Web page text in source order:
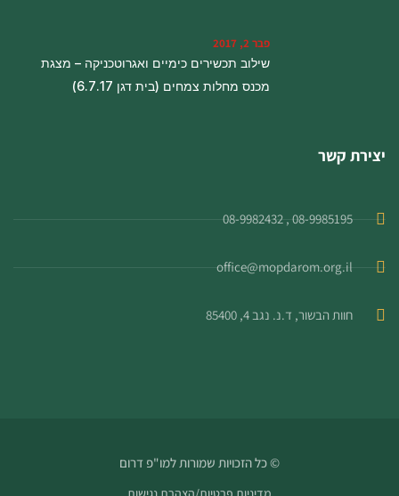
פבר 2, 2017
שילוב תכשירים כימיים ואגרוטכניקה – מצגת
מכנס מחלות צמחים (בית דגן 6.7.17)
יצירת קשר
08-9985195 , 08-9982432
office@mopdarom.org.il
חוות הבשור, ד.נ. נגב 4, 85400
© כל הזכויות שמורות למו"פ דרום